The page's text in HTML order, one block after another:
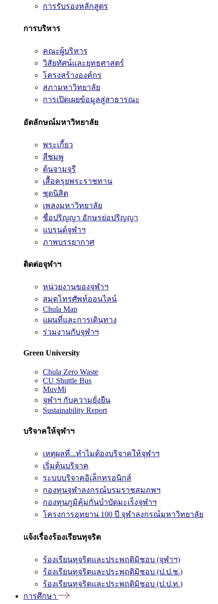
การรับรองหลักสูตร
การบริหาร
คณะผู้บริหาร
วิสัยทัศน์และยุทธศาสตร์
โครงสร้างองค์กร
สภามหาวิทยาลัย
การเปิดเผยข้อมูลสู่สาธารณะ
อัตลักษณ์มหาวิทยาลัย
พระเกี้ยว
สีชมพู
ต้นจามจุรี
เสื้อครุยพระราชทาน
ชุดนิสิต
เพลงมหาวิทยาลัย
ชื่อปริญญา อักษรย่อปริญญา
แบรนด์จุฬาฯ
ภาพบรรยากาศ
ติดต่อจุฬาฯ
หน่วยงานของจุฬาฯ
สมุดโทรศัพท์ออนไลน์
Chula Map
แผนที่และการเดินทาง
ร่วมงานกับจุฬาฯ
Green University
Chula Zero Waste
CU Shuttle Bus
MuvMi
จุฬาฯ กับความยั่งยืน
Sustainability Report
บริจาคให้จุฬาฯ
เหตุผลที่...ทำไมต้องบริจาคให้จุฬาฯ
เริ่มต้นบริจาค
ระบบบริจาคอิเล็กทรอนิกส์
กองทุนจุฬาลงกรณ์บรมราชสมภพฯ
กองทุนภูมิคุ้มกันบำบัดมะเร็งจุฬาฯ
โครงการอุทยาน 100 ปี จุฬาลงกรณ์มหาวิทยาลัย
แจ้งเรื่องร้องเรียนทุจริต
ร้องเรียนทุจริตและประพฤติมิชอบ (จุฬาฯ)
ร้องเรียนทุจริตและประพฤติมิชอบ (ป.ป.ช.)
ร้องเรียนทุจริตและประพฤติมิชอบ (ป.ป.ท.)
การศึกษา